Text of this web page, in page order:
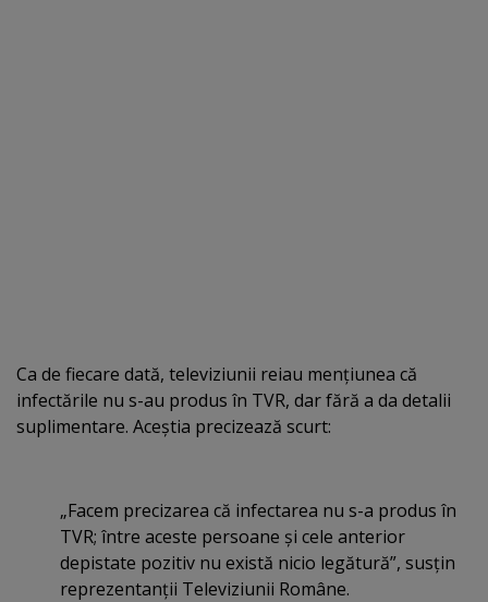
Ca de fiecare dată, televiziunii reiau menţiunea că
infectările nu s-au produs în TVR, dar fără a da detalii
suplimentare. Aceştia precizează scurt:
„Facem precizarea că infectarea nu s-a produs în
TVR; între aceste persoane şi cele anterior
depistate pozitiv nu există nicio legătură”, susţin
reprezentanţii Televiziunii Române.